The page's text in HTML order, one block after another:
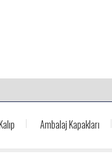
Ambalaj Kapakları